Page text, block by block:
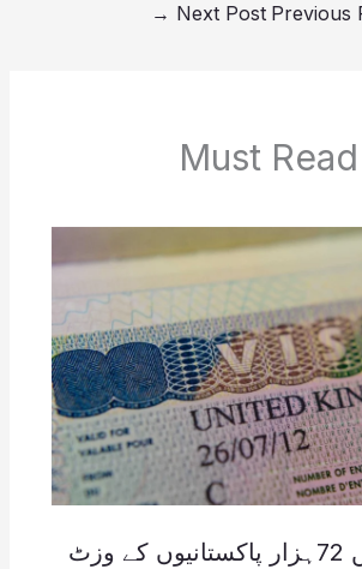
Next Post
→
Must Read
ایک سال میں 72ہزار پاکستانیوں کے وزٹ